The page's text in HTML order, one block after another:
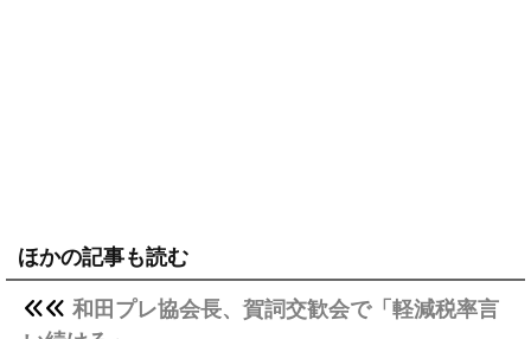
ほかの記事も読む
和田プレ協会長、賀詞交歓会で「軽減税率言